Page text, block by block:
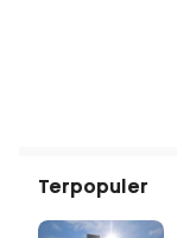
Terpopuler